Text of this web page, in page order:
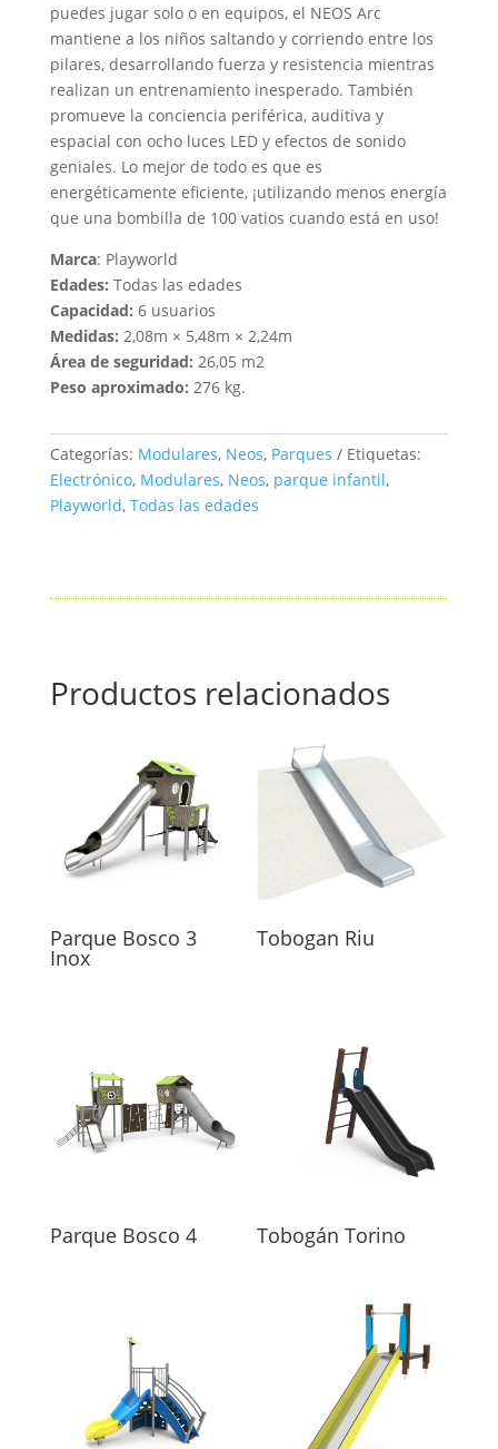
puedes jugar solo o en equipos, el NEOS Arc
mantiene a los niños saltando y corriendo entre los
pilares, desarrollando fuerza y resistencia mientras
realizan un entrenamiento inesperado. También
promueve la conciencia periférica, auditiva y
espacial con ocho luces LED y efectos de sonido
geniales. Lo mejor de todo es que es
energéticamente eficiente, ¡utilizando menos energía
que una bombilla de 100 vatios cuando está en uso!
Marca: Playworld
Edades: Todas las edades
Capacidad: 6 usuarios
Medidas: 2,08m × 5,48m × 2,24m
Área de seguridad: 26,05 m2
Peso aproximado: 276 kg.
Categorías: Modulares, Neos, Parques
Etiquetas:
Electrónico, Modulares, Neos, parque infantil,
Playworld, Todas las edades
Productos relacionados
Parque Bosco 3
Inox
Tobogan Riu
Parque Bosco 4 Tobogán Torino